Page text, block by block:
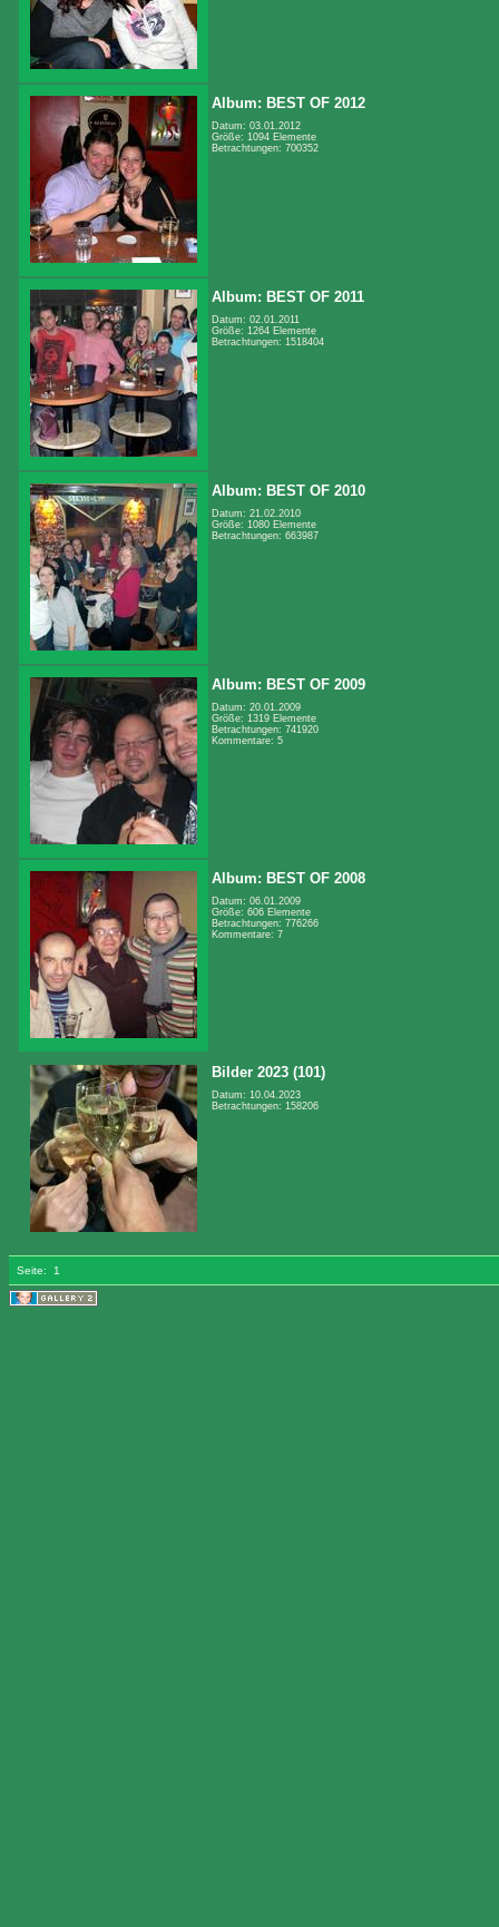
Album: BEST OF 2012
Datum: 03.01.2012
Größe: 1094 Elemente
Betrachtungen: 700352
Album: BEST OF 2011
Datum: 02.01.2011
Größe: 1264 Elemente
Betrachtungen: 1518404
Album: BEST OF 2010
Datum: 21.02.2010
Größe: 1080 Elemente
Betrachtungen: 663987
Album: BEST OF 2009
Datum: 20.01.2009
Größe: 1319 Elemente
Betrachtungen: 741920
Kommentare: 5
Album: BEST OF 2008
Datum: 06.01.2009
Größe: 606 Elemente
Betrachtungen: 776266
Kommentare: 7
Bilder 2023 (101)
Datum: 10.04.2023
Betrachtungen: 158206
Seite: 1